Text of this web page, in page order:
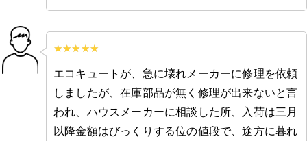
エコキュートが、急に壊れメーカーに修理を依頼
しましたが、在庫部品が無く修理が出来ないと言
われ、ハウスメーカーに相談した所、入荷は三月
以降金額はびっくりする位の値段で、途方に暮れ